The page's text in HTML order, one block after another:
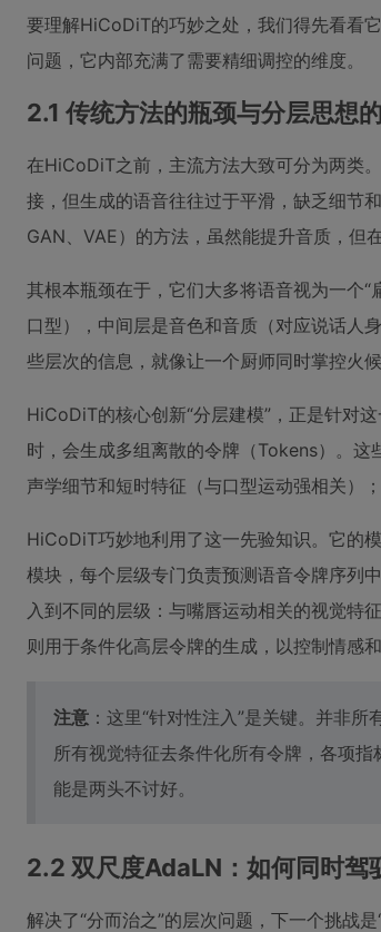
要理解HiCoDiT的巧妙之处，我们得先看看
问题，它内部充满了需要精细调控的维度。
2.1 传统方法的瓶颈与分层思想
在HiCoDiT之前，主流方法大致可分为两类
接，但生成的语音往往过于平滑，缺乏细节
GAN、VAE）的方法，虽然能提升音质，但
其根本瓶颈在于，它们大多将语音视为一个
口型），中间层是音色和音质（对应说话人
些层次的信息，就像让一个厨师同时掌控火
HiCoDiT的核心创新“分层建模”，正是针对
时，会生成多组离散的令牌（Tokens）。
声学细节和短时特征（与口型运动强相关）
HiCoDiT巧妙地利用了这一先验知识。它的
模块，每个层级专门负责预测语音令牌序列
入到不同的层级：与嘴唇运动相关的视觉特
则用于条件化高层令牌的生成，以控制情感和
注意 ：这里“针对性注入”是关键。并非
所有视觉特征去条件化所有令牌，各项
能是两头不讨好。
2.2 双尺度AdaLN：如何同时驾
解决了“分而治之”的层次问题，下一个挑战